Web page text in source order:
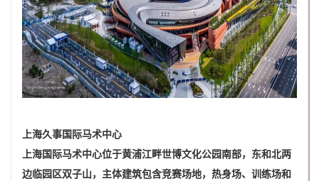
上海久事国际马术中心
上海国际马术中心位于黄浦江畔世博文化公园南部，东和北两
边临园区双子山，主体建筑包含竞赛场地，热身场、训练场和